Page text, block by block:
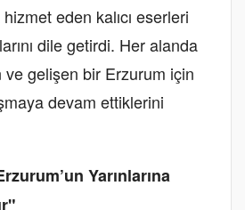
eden kalıcı eserleri
dile getirdi. Her alanda
ve gelişen bir Erzurum için
devam ettiklerini
Yarınlarına